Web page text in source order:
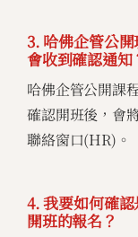
3. 哈佛企管公
會收到確認通知
哈佛企管公開課
確認開班後，會
聯絡窗口(HR)。
4. 我要如何確
開班的報名？